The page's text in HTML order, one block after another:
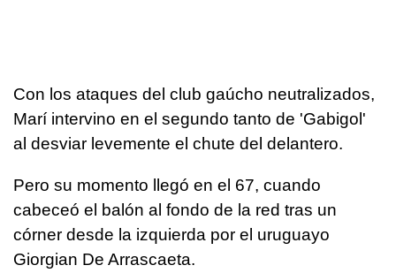
Con los ataques del club gaúcho neutralizados,
Marí intervino en el segundo tanto de 'Gabigol'
al desviar levemente el chute del delantero.
Pero su momento llegó en el 67, cuando
cabeceó el balón al fondo de la red tras un
córner desde la izquierda por el uruguayo
Giorgian De Arrascaeta.